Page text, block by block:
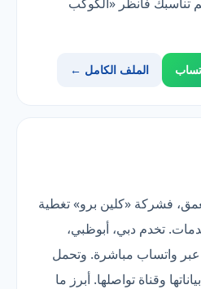
الملف الكامل ←
فشركة «كلين برو» تغطية
وقائمة من 7 خدمات. تخدم دبي، أبوظبي،
عبر واتساب مباشرة. وتحمل
وقناة تواصلها. أبرز ما